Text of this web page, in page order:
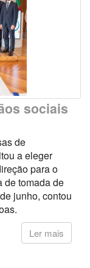
sociais
de
a eleger
para o
de tomada de
junho, contou
Ler mais